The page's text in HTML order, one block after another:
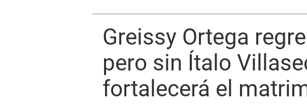
Greissy Ortega
pero sin Ítalo
fortalecerá el